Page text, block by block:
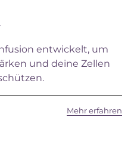
entwickelt, um
und deine Zellen
Mehr erfahren